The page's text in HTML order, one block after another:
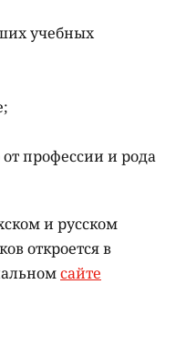
учебных
профессии и рода
и русском
откроется в
сайте